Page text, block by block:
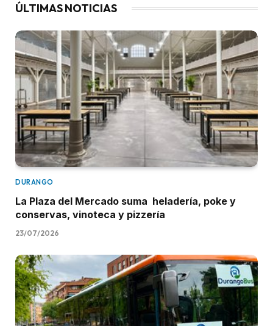
ÚLTIMAS NOTICIAS
DURANGO
La Plaza del Mercado suma heladería, poke y
conservas, vinoteca y pizzería
23/07/2026